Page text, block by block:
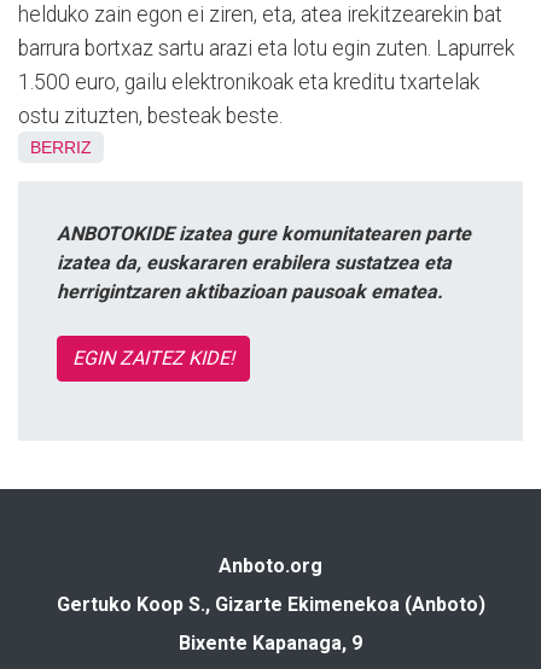
helduko zain egon ei ziren, eta, atea irekitzearekin bat
barrura bortxaz sartu arazi eta lotu egin zuten. Lapurrek
1.500 euro, gailu elektronikoak eta kreditu txartelak
ostu zituzten, besteak beste.
BERRIZ
ANBOTOKIDE izatea gure komunitatearen parte
izatea da, euskararen erabilera sustatzea eta
herrigintzaren aktibazioan pausoak ematea.
EGIN ZAITEZ KIDE!
Anboto.org
Gertuko Koop S., Gizarte Ekimenekoa (Anboto)
Bixente Kapanaga, 9